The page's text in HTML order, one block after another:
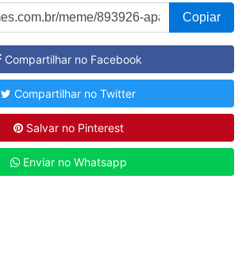
Copiar
Compartilhar no Facebook
Compartilhar no Twitter
Salvar no Pinterest
Enviar no Whatsapp